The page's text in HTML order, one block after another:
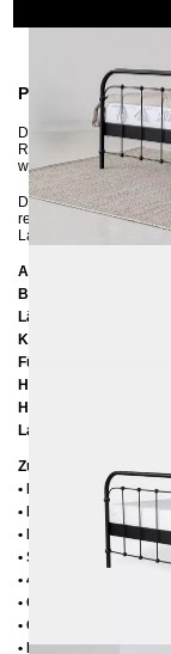
Das schöne
Retro-Stil. Mit den
wirkt das Bett sehr
Das Bettgestell besitzt
rechts und links
Lattenroste in den
Abmessungen
Breite:
Länge:
Kopfteilhöhe:
Füßteilhöhe:
Höhe bis zur
Höhe bis zur
Lattenrostabsenkung:
Zusätzliche
• Handmade
• Pulverbesichtet
• Fußstopfen aus
• Seitenablagen für
• 4 cm breite
• Ohne Lattenrost
• Ohne Matratze
• Lieferzustand: